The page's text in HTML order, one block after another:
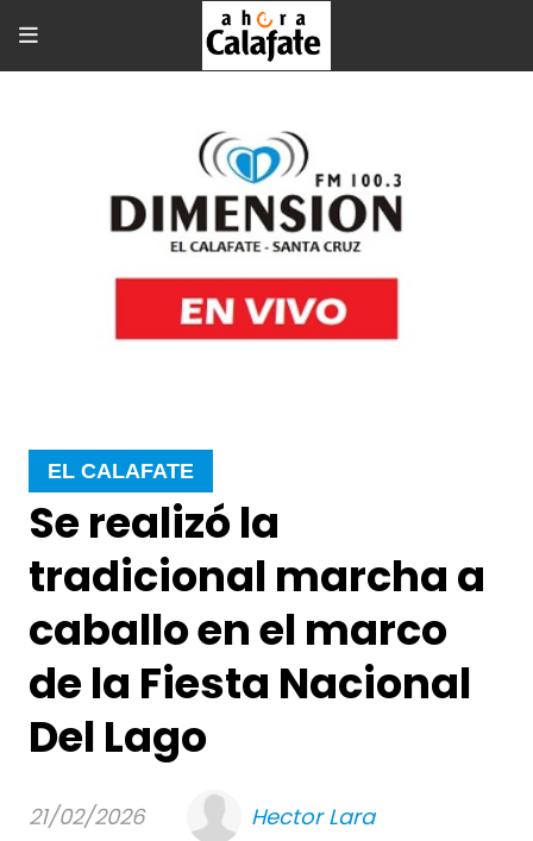
Se realizó la
tradicional marcha a
caballo en el marco
de la Fiesta Nacional
Del Lago
EL CALAFATE
21/02/2026 Hector Lara